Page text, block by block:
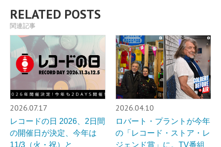
RELATED POSTS
関連記事
2026.07.17
レコードの⽇ 2026、2日間
の開催日が決定、今年は
11/3（火・祝）と
2026.04.10
ロバート・プラントが今年
の「レコード・ストア・レ
ジェンド賞」に。TV番組